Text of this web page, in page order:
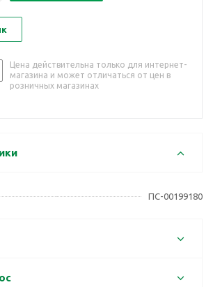
Цена действительна только для интернет-
магазина и может отличаться от цен в
розничных магазинах
ПС-00199180